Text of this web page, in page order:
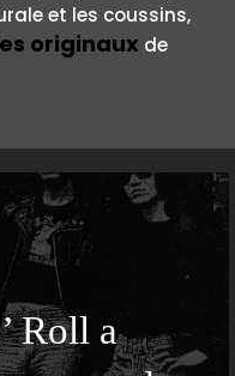
et les coussins,
originaux de
Roll a